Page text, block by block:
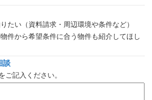
たい（資料請求・周辺環境や条件など）
件から希望条件に合う物件も紹介してほし
談
ご記入ください。